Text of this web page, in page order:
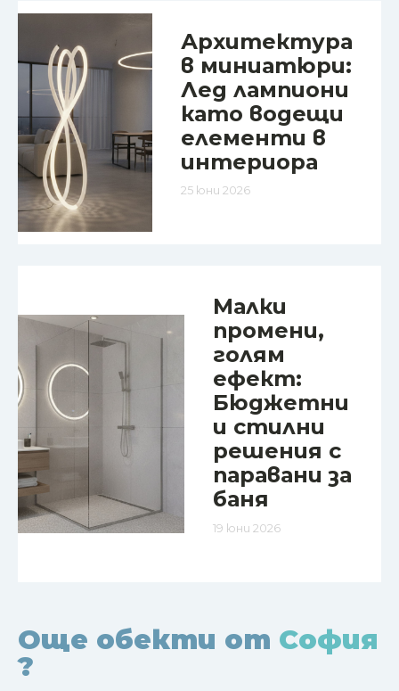
Архитектура
в миниатюри:
Лед лампиони
като водещи
елементи в
интериора
25 юни 2026
Малки
промени,
голям
ефект:
Бюджетни
и стилни
решения с
паравани за
баня
19 юни 2026
Още обекти от София
?